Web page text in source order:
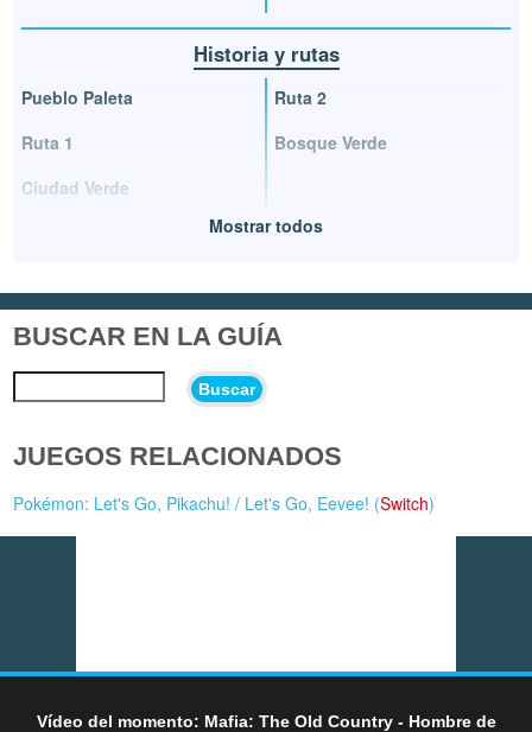
Historia y rutas
Pueblo Paleta
Ruta 1
Ciudad Verde
Ruta 2
Bosque Verde
Mostrar todos
BUSCAR EN LA GUÍA
Buscar
JUEGOS RELACIONADOS
Pokémon: Let's Go, Pikachu! / Let's Go, Eevee! (Switch)
Vídeo del momento: Mafia: The Old Country - Hombre de